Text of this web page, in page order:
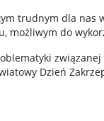
trudnym dla nas
możliwym do
Dzień